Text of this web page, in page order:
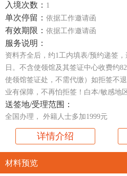
入境次数： 1
单次停留： 依据工作邀请函
有效期限： 依据工作邀请函
服务说明：
资料齐全后，约1工内填表/预约递签
日。不含使领馆及其签证中心收费约
使领馆签证处，不需代缴）如拒签不
业有保障，不再怕拒签！白本/敏感地
送签地/受理范围：
全国办理， 外籍人士多加1999元
详情介绍
材料预览